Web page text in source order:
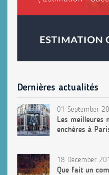
Dernières actualités
01 September
Les meilleures
enchères à
18 December
Que fait un